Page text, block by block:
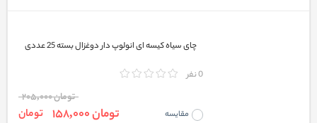
چای سیاه کیسه ای انولوپ دار دوغزال بسته 25 عددی
0 نفر
مقایسه
تومان 205,000
تومان 158,000 تومان